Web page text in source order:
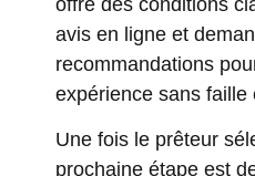
avis en ligne et
recommandations
expérience sans faille
Une fois le prêteur
prochaine étape est